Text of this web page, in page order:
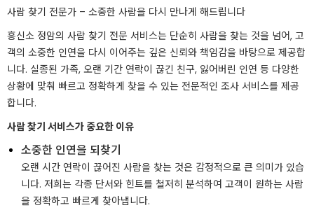
사람 찾기 전문가 – 소중한 사람을 다시 만나게 해드립니다
흥신소 정암의 사람 찾기 전문 서비스는 단순히 사람을 찾는 것을 넘어, 고
객의 소중한 인연을 다시 이어주는 깊은 신뢰와 책임감을 바탕으로 제공합
니다. 실종된 가족, 오랜 기간 연락이 끊긴 친구, 잃어버린 인연 등 다양한
상황에 맞춰 빠르고 정확하게 찾을 수 있는 전문적인 조사 서비스를 제공
합니다.
사람 찾기 서비스가 중요한 이유
소중한 인연을 되찾기
오랜 시간 연락이 끊어진 사람을 찾는 것은 감정적으로 큰 의미가 있습
니다. 저희는 각종 단서와 힌트를 철저히 분석하여 고객이 원하는 사람
을 정확하고 빠르게 찾아냅니다.